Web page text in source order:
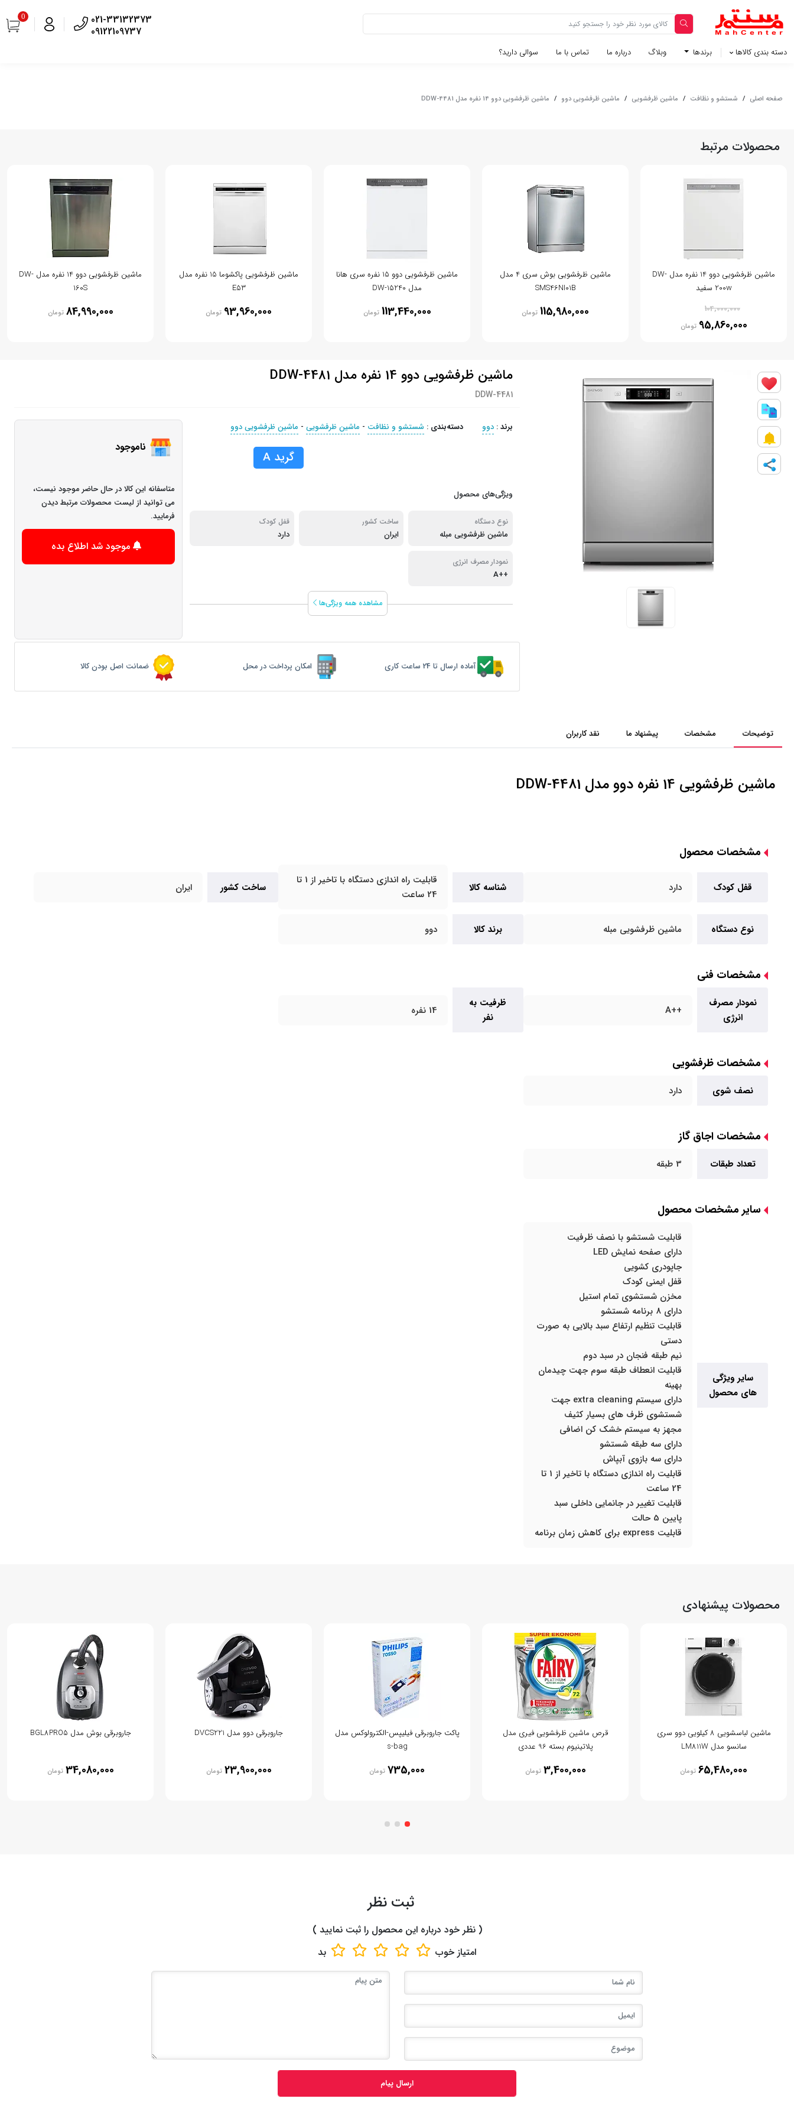
021-33132373
09122109737
0
دسته بندی کالاها برندها وبلاگ‌ درباره ما تماس با ما سوالی دارید؟
صفحه اصلی / شستشو و نظافت / ماشین ظرفشویی / ماشین ظرفشویی دوو / ماشین ظرفشویی دوو 14 نفره مدل DDW-4481
محصولات مرتبط
ماشین ظرفشویی دوو 14 نفره مدل DW-
200w سفید
104,000,000
95,860,000 تومان
ماشین ظرفشویی بوش سری 4 مدل
SMS46NI01B
115,980,000 تومان
ماشین ظرفشویی دوو 15 نفره سری هانا
مدل DW-15240
113,440,000 تومان
ماشین ظرفشویی پاکشوما 15 نفره مدل
E53
93,960,000 تومان
ماشین ظرفشویی دوو 14 نفره مدل DW-
160S
84,990,000 تومان
ماشین ظرفشویی دوو 14 نفره مدل DDW-4481
DDW-4481
برند: دوو دسته‌بندی : شستشو و نظافت - ماشین ظرفشویی - ماشین ظرفشویی دوو
گرید A
ویژگی‌های محصول
نوع دستگاه
ماشین ظرفشویی مبله
ساخت کشور
ایران
قفل کودک
دارد
نمودار مصرف انرژی
++A
مشاهده همه ویژگی‌ها
ناموجود
متاسفانه این کالا در حال حاضر موجود نیست،
می توانید از لیست محصولات مرتبط دیدن
فرمایید.
موجود شد اطلاع بده
آماده ارسال تا 24 ساعت کاری امکان پرداخت در محل ضمانت اصل بودن کالا
توضیحات مشخصات پیشنهاد ما نقد کاربران
ماشین ظرفشویی 14 نفره دوو مدل DDW-4481
مشخصات محصول
قفل کودک دارد شناسه کالا
قابلیت راه اندازی دستگاه با تاخیر از 1 تا
24 ساعت
ساخت کشور ایران
نوع دستگاه ماشین ظرفشویی مبله برند کالا دوو
مشخصات فنی
نمودار مصرف
انرژی
++A
ظرفیت به
نفر
14 نفره
مشخصات ظرفشویی
نصف شوی دارد
مشخصات اجاق گاز
تعداد طبقات 3 طبقه
سایر مشخصات محصول
سایر ویژگی
های محصول
قابلیت شستشو با نصف ظرفیت
دارای صفحه نمایش LED
جاپودری کشویی
قفل ایمنی کودک
مخزن شستشوی تمام استیل
دارای 8 برنامه شستشو
قابلیت تنظیم ارتفاع سبد بالایی به صورت
دستی
نیم طبقه فنجان در سبد دوم
قابلیت انعطاف طبقه سوم جهت چیدمان
بهینه
دارای سیستم extra cleaning جهت
شستشوی ظرف های بسیار کثیف
مجهز به سیستم خشک کن اضافی
دارای سه طبقه شستشو
دارای سه بازوی آبپاش
قابلیت راه اندازی دستگاه با تاخیر از 1 تا
24 ساعت
قابلیت تغییر در جانمایی داخلی سبد
پایین 5 حالت
قابلیت express برای کاهش زمان برنامه
محصولات پیشنهادی
ماشین لباسشویی 8 کیلویی دوو سری
سانسو مدل LM811W
65,480,000 تومان
قرص ماشین ظرفشویی فیری مدل
پلاتینیوم بسته 96 عددی
3,400,000 تومان
پاکت جاروبرقی فیلیپس-الکترولوکس مدل
s-bag
735,000 تومان
جاروبرقی دوو مدل DVCS221
23,900,000 تومان
جاروبرقی بوش مدل BGL8PRO5
34,080,000 تومان
ثبت نظر
( نظر خود درباره این محصول را ثبت نمایید )
امتیاز خوب بد
ارسال پیام